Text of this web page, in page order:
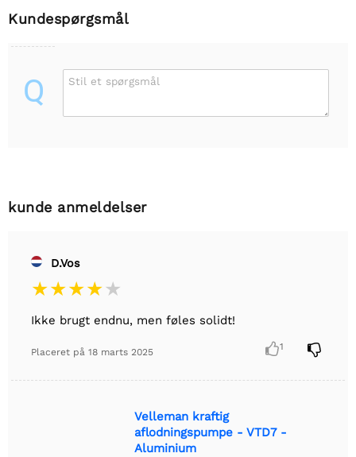
Kundespørgsmål
Q Stil et spørgsmål
kunde anmeldelser
D.Vos
Ikke brugt endnu, men føles solidt!
Placeret på 18 marts 2025 1 
Velleman kraftig
aflodningspumpe - VTD7 -
Aluminium